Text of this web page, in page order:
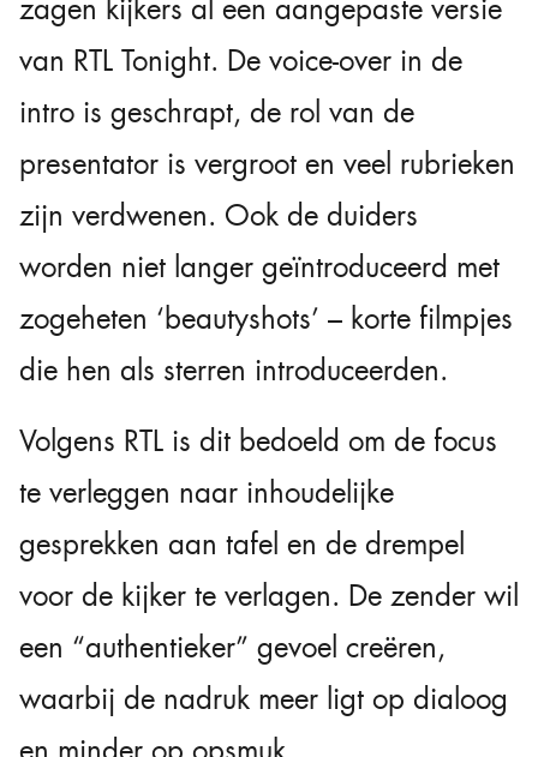
zagen kijkers al een aangepaste versie
van RTL Tonight. De voice-over in de
intro is geschrapt, de rol van de
presentator is vergroot en veel rubrieken
zijn verdwenen. Ook de duiders
worden niet langer geïntroduceerd met
zogeheten ‘beautyshots’ – korte filmpjes
die hen als sterren introduceerden.
Volgens RTL is dit bedoeld om de focus
te verleggen naar inhoudelijke
gesprekken aan tafel en de drempel
voor de kijker te verlagen. De zender wil
een “authentieker” gevoel creëren,
waarbij de nadruk meer ligt op dialoog